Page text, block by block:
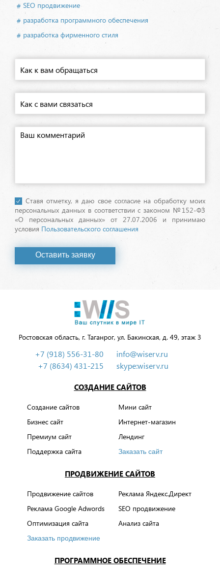
SEO продвижение
разработка программного обеспечения
разработка фирменного стиля
Ставя отметку, я даю свое согласие на обработку моих
персональных данных в соответствии с законом №152-ФЗ
«О персональных данных» от 27.07.2006 и принимаю
условия Пользовательского соглашения
Оставить заявку
Ростовская область, г. Таганрог, ул. Бакинская, д. 49, этаж 3
+7 (918) 556-31-80
+7 (8634) 431-215
info@wiserv.ru
skype:wiserv.ru
СОЗДАНИЕ САЙТОВ
Создание сайтов
Мини сайт
Бизнес сайт
Интернет-магазин
Премиум сайт
Лендинг
Поддержка сайта
Заказать сайт
ПРОДВИЖЕНИЕ САЙТОВ
Продвижение сайтов
Реклама Яндекс.Директ
Реклама Google Adwords
SEO продвижение
Оптимизация сайта
Анализ сайта
Заказать продвижение
ПРОГРАММНОЕ ОБЕСПЕЧЕНИЕ